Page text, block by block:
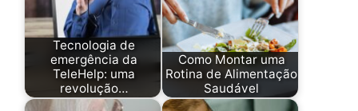
Tecnologia de
emergência da
TeleHelp: uma
revolução…
Como Montar uma
Rotina de Alimentação
Saudável